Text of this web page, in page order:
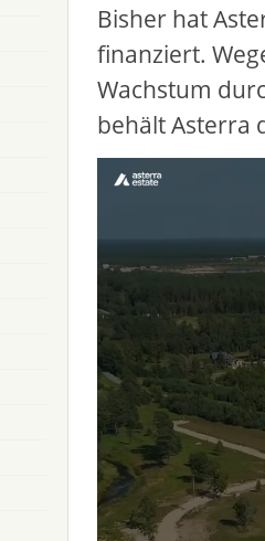
Bisher hat
finanziert.
Wachstum
behält Asterra